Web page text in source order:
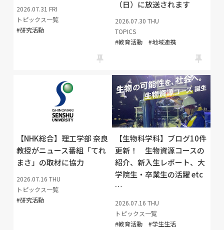
2026.07.31 FRI
トピックス一覧
研究活動
（日）に放送されます
2026.07.30 THU
TOPICS
教育活動
地域連携
【NHK総合】理工学部 奈良
教授がニュース番組「てれ
まさ」の取材に協力
2026.07.16 THU
トピックス一覧
研究活動
【生物科学科】ブログ10件
更新！ 生物資源コースの
紹介、新入生レポート、大
学院生・卒業生の活躍 etc
…
2026.07.16 THU
トピックス一覧
教育活動
学生生活